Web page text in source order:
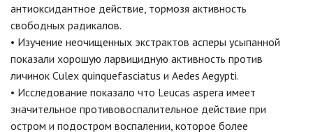
антиоксидантное действие, тормозя активность
свободных радикалов.
• Изучение неочищенных экстрактов асперы усыпанной
показали хорошую ларвицидную активность против
личинок Culex quinquefasciatus и Aedes Aegypti.
• Исследование показало что Leucas aspera имеет
значительное противовоспалительное действие при
остром и подостром воспалении, которое более